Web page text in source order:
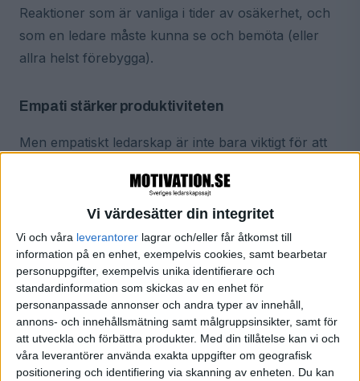
Vi värdesätter din integritet
Vi och våra leverantorer lagrar och/eller får åtkomst till
information på en enhet, exempelvis cookies, samt bearbetar
personuppgifter, exempelvis unika identifierare och
standardinformation som skickas av en enhet för
personanpassade annonser och andra typer av innehåll,
annons- och innehållsmätning samt målgruppsinsikter, samt för
att utveckla och förbättra produkter. Med din tillåtelse kan vi och
våra leverantörer använda exakta uppgifter om geografisk
positionering och identifiering via skanning av enheten. Du kan
Reaktioner som är vanliga i tider av osäkerhet, och
som en ledare måste kunna se och bemöta (eller
allra helst förebygga).
Empati stärker produktiviteten
Men empatiskt ledarskap är inte bara viktigt för att
visar att empati också har en rad andra
positiva effekter. Empati är en viktig kraft för att
stärka produktiviteten, innovationen och
engagemanget på en arbetsplats. Anställda som
upplever att de har empatiska chefer rapporterar till
exempel att de är innovativa på jobbet i betydligt
högre utsträckning (61 procent) än anställda som
har mindre empatiska chefer (13 procent). Även när
det gäller känslan av engagemang så har ledarens